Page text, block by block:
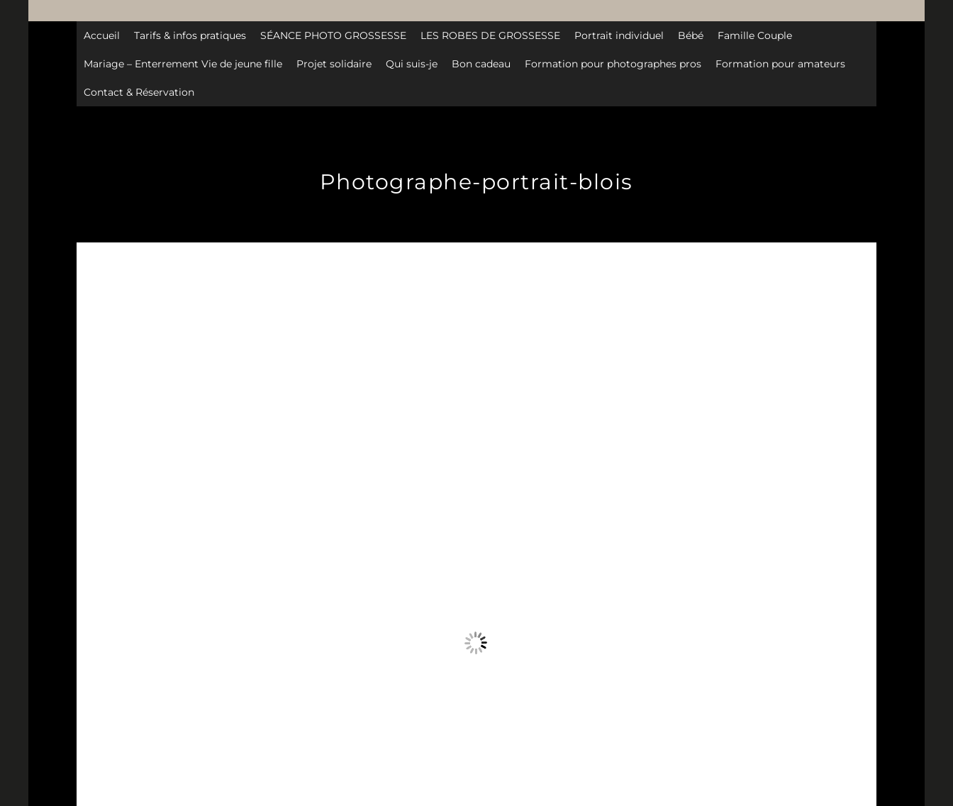
Accueil Tarifs & infos pratiques SÉANCE PHOTO GROSSESSE LES ROBES DE GROSSESSE Portrait individuel Bébé Famille Couple
Mariage – Enterrement Vie de jeune fille Projet solidaire Qui suis-je Bon cadeau Formation pour photographes pros Formation pour amateurs
Contact & Réservation
Photographe-portrait-blois